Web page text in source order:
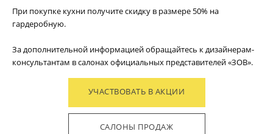
При покупке кухни получите скидку в размере 50% на
гардеробную.
За дополнительной информацией обращайтесь к дизайнерам-
консультантам в салонах официальных представителей «ЗОВ».
УЧАСТВОВАТЬ В АКЦИИ
САЛОНЫ ПРОДАЖ